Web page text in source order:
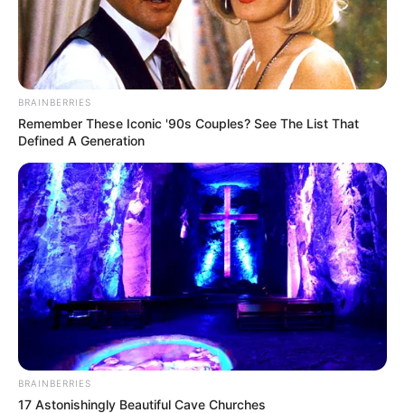
BRAINBERRIES
Remember These Iconic '90s Couples? See The List That
Defined A Generation
BRAINBERRIES
17 Astonishingly Beautiful Cave Churches